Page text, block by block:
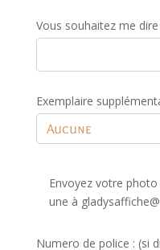
Vous souhaitez me
Exemplaire
Envoyez votre
une à
Numero de police : (si